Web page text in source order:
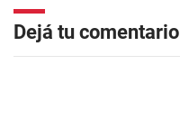
Dejá tu comentario